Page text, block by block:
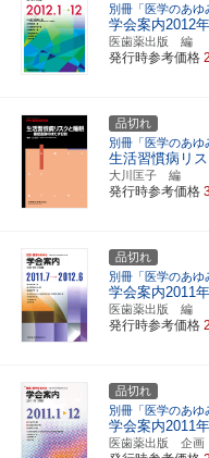
別冊「医学のあゆ
学会案内2012
医歯薬出版 編
発行時参考価格
品切れ
別冊「医学のあゆ
生活習慣病リ
大川匡子 編
発行時参考価格
品切れ
別冊「医学のあゆ
学会案内2011
医歯薬出版 編
発行時参考価格
品切れ
別冊「医学のあゆ
学会案内2011
医歯薬出版 企画